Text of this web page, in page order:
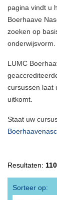
pagina vindt u
Boerhaave
zoeken op
onderwijsvorm.
LUMC
cursussen laat
uitkomt.
Staat uw
Resultaten: 110
Sorteer op: